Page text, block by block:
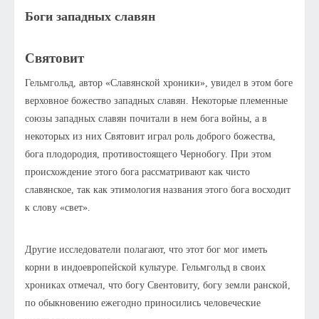
Боги западных славян
Святовит
Гельмгольд, автор «Славянской хроники», увидел в этом боге
верховное божество западных славян. Некоторые племенные
союзы западных славян почитали в нем бога войны, а в
некоторых из них Святовит играл роль доброго божества,
бога плодородия, противостоящего Чернобогу. При этом
происхождение этого бога рассматривают как чисто
славянское, так как этимология названия этого бога восходит
к слову «свет».
Другие исследователи полагают, что этот бог мог иметь
корни в индоевропейской культуре. Гельмгольд в своих
хрониках отмечал, что богу Свентовиту, богу земли ранской,
по обыкновению ежегодно приносились человеческие